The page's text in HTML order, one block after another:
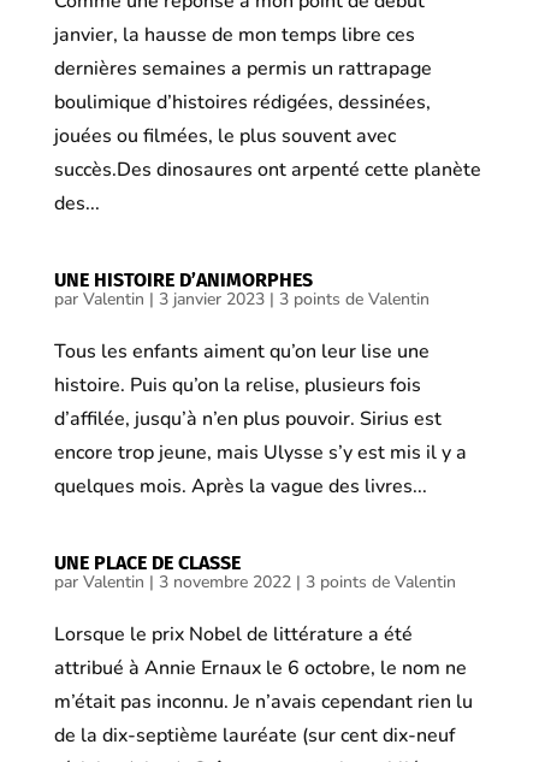
janvier, la hausse de mon temps libre ces
dernières semaines a permis un rattrapage
boulimique d’histoires rédigées, dessinées,
jouées ou filmées, le plus souvent avec
succès.Des dinosaures ont arpenté cette planète
des...
UNE HISTOIRE D’ANIMORPHES
par Valentin | 3 janvier 2023| 3 points de Valentin
Tous les enfants aiment qu’on leur lise une
histoire. Puis qu’on la relise, plusieurs fois
d’affilée, jusqu’à n’en plus pouvoir. Sirius est
encore trop jeune, mais Ulysse s’y est mis il y a
quelques mois. Après la vague des livres...
UNE PLACE DE CLASSE
par Valentin | 3 novembre 2022| 3 points de Valentin
Lorsque le prix Nobel de littérature a été
attribué à Annie Ernaux le 6 octobre, le nom ne
m’était pas inconnu. Je n’avais cependant rien lu
de la dix-septième lauréate (sur cent dix-neuf